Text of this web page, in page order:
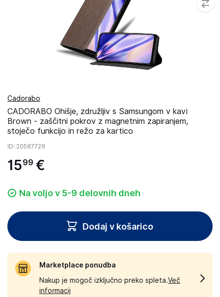
Cadorabo
CADORABO Ohišje, združljiv s Samsungom v kavi
Brown - zaščitni pokrov z magnetnim zapiranjem,
stoječo funkcijo in režo za kartico
ID: 20587729
1599 €
Na voljo v 5-9 delovnih dneh
Dodaj v košarico
Marketplace ponudba
Nakup je mogoč izključno preko spleta.Več
informacij